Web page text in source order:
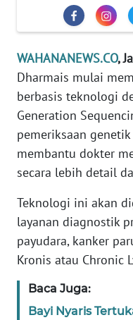
WAHANANEWS.CO,
Dharmais mulai
berbasis teknologi
Generation
pemeriksaan
membantu dokter
secara lebih detail
Teknologi ini akan
layanan diagnostik
payudara, kanker
Kronis atau Chronic
Baca Juga:
Bayi Nyaris
EDITORIAL
Informasi
INDEKS
KAMI
IKLAN
TENTANG